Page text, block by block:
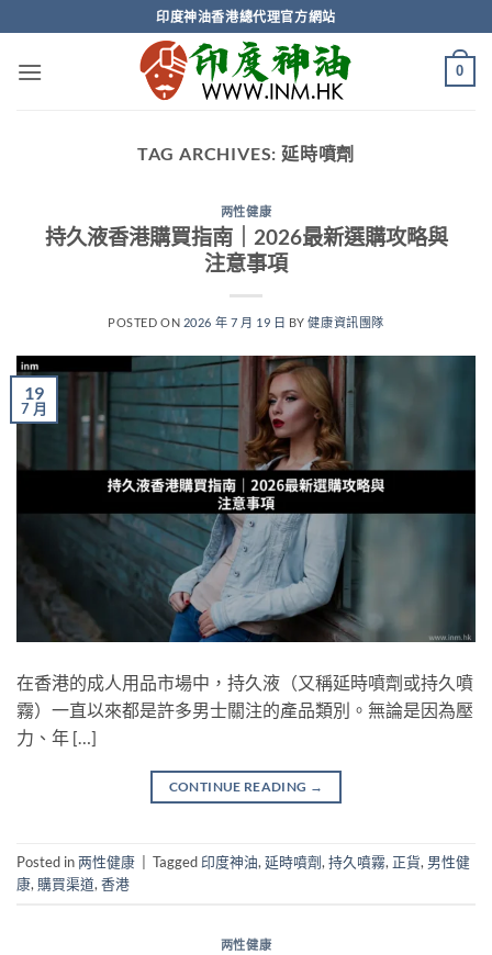
to
content
印度神油香港總代理官方網站
0
TAG ARCHIVES: 延時噴劑
两性健康
持久液香港購買指南｜2026最新選購攻略與
注意事項
POSTED ON 2026 年 7 月 19 日 BY健康資訊團隊
19
7 月
在香港的成人用品市場中，持久液（又稱延時噴劑或持久噴
霧）一直以來都是許多男士關注的產品類別。無論是因為壓
力、年 […]
CONTINUE READING →
Posted in两性健康 Tagged印度神油,延時噴劑,持久噴霧, 正貨, 男性健
康, 購買渠道,香港
两性健康